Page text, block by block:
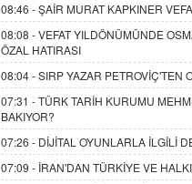
08:46 -ŞAİR MURAT KAPKINER
08:08 -VEFAT YILDÖNÜMÜNDE
ÖZAL HATIRASI
08:04 -SIRP YAZAR PETROVİÇ'TEN
07:31 -TÜRK TARİH KURUMU
BAKIYOR?
07:26 - DİJİTAL OYUNLARLA İLGİLİ
07:09 - İRAN'DAN TÜRKİYE VE